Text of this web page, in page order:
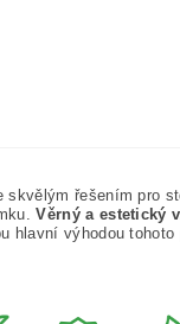
skvělým řešením pro
Věrný a estetický
hlavní výhodou tohoto